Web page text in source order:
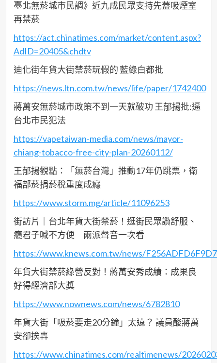
臺北無菸城市民調》近九成民眾支持先蓋吸煙室
再禁菸
https://act.chinatimes.com/market/content.aspx?
AdID=20405&chdtv
迪化街年貨大街禁菸玩假的 藍綠白都批
https://news.ltn.com.tw/news/life/paper/1742400
蔣萬安無菸城市政策不到一天就破功 王郁揚批:逼
台北市民犯法
https://vapetaiwan-media.com/news/mayor-
chiang-tobacco-free-city-plan-20260112/
王郁揚觀點：「無菸台灣」推動17年仍跳票，衛
福部菸捐菸稅重度成癮
https://www.storm.mg/article/11096253
街訪片｜台北年貨大街禁菸！逛街民眾讚舒服、
癮君子喊不方便 兩派聲音一次看
https://www.knews.com.tw/news/
年貨大街禁菸綠營反對！蔣萬安秀成績：成果良
好得經濟部大獎
https://www.nownews.com/news/6782810
年貨大街「吸菸要走20分鐘」太遠？ 議員酸蔣萬
安卻挨轟
https://www.chinatimes.com/realtimenews/